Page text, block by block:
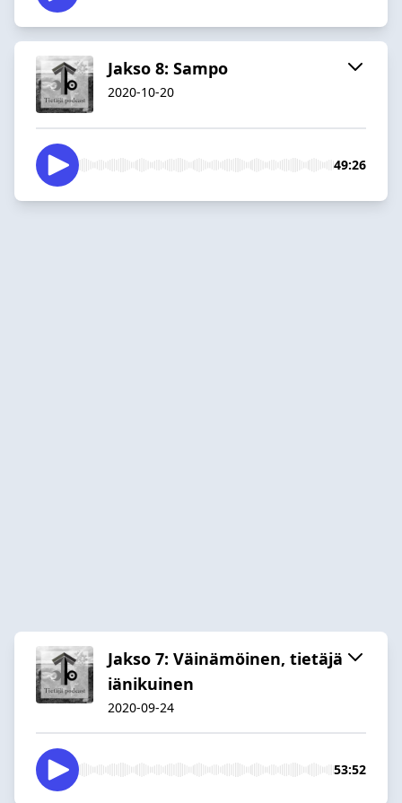
Jakso 8: Sampo
2020-10-20
49:26
Jakso 7: Väinämöinen, tietäjä
iänikuinen
2020-09-24
53:52